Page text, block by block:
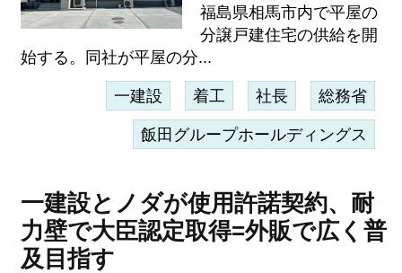
福島県相馬市内で平屋の
分譲戸建住宅の供給を開
始する。同社が平屋の分...
一建設 着工 社長 総務省
飯田グループホールディングス
一建設とノダが使用許諾契約、耐
力壁で大臣認定取得=外販で広く普
及目指す